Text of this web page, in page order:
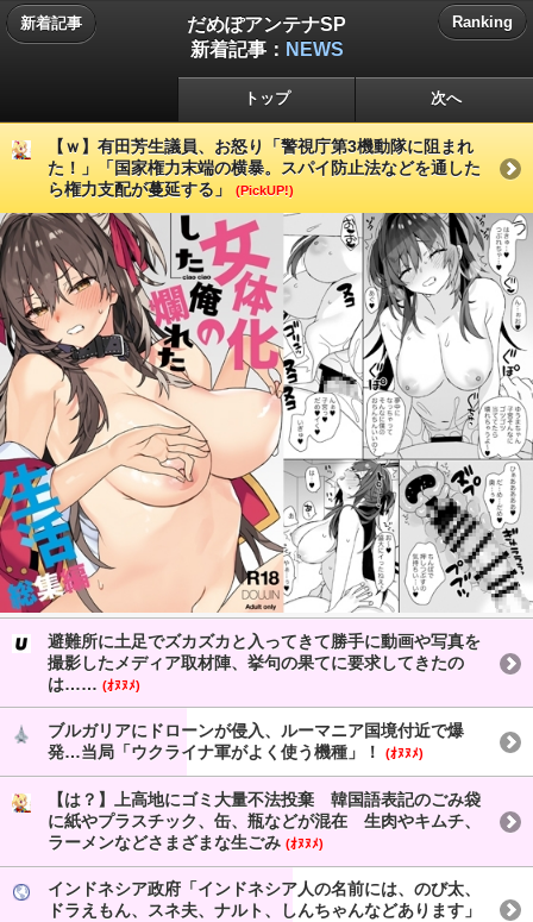
新着記事
だめぽアンテナSP
新着記事： NEWS
Ranking
トップ 次へ
【ｗ】有田芳生議員、お怒り「警視庁第3機動隊に阻まれ
た！」「国家権力末端の横暴。スパイ防止法などを通した
ら権力支配が蔓延する」
(PickUP!)
避難所に土足でズカズカと入ってきて勝手に動画や写真を
撮影したメディア取材陣、挙句の果てに要求してきたの
は…… (ｵﾇﾇﾒ)
ブルガリアにドローンが侵入、ルーマニア国境付近で爆
発…当局「ウクライナ軍がよく使う機種」！
(ｵﾇﾇﾒ)
【は？】上高地にゴミ大量不法投棄 韓国語表記のごみ袋
に紙やプラスチック、缶、瓶などが混在 生肉やキムチ、
ラーメンなどさまざまな生ごみ (ｵﾇﾇﾒ)
インドネシア政府「インドネシア人の名前には、のび太、
ドラえもん、スネ夫、ナルト、しんちゃんなどあります」